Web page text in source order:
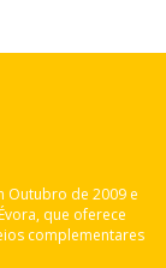
Outubro de 2009 e
que oferece
complementares